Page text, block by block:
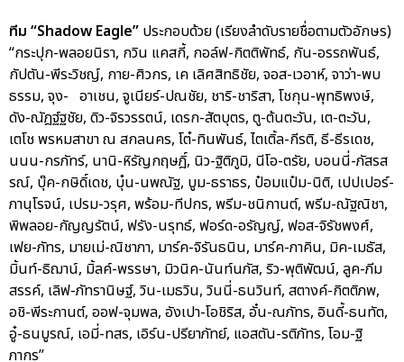
ทีม “Shadow Eagle” ประกอบด้วย (เรียงลำดับรายชื่อตามตัวอักษร)
“กระปุก-พลอยนิรา, กวิน แคสกี้, กอล์ฟ-กิตติพัทธ์, กัน-อรรถพันธ์,
กัปตัน-พีระวิชญ์, กาย-ศิวกร, เค เลิศสิทธิชัย, จอส-เวอาห์, จาว่า-พบ
ธรรม, จุง- อาเชน, จูเนียร์-ปณชัย, ชาริ-ชาริสา, โชกุน-พุทธิพงษ์,
ดัง-ณัฎฐ์ฐชัย, ดิว-จิรวรรตน์, เดรก-สัตบุตร, ตู-ต้นตะวัน, เต-ตะวัน,
เตโช พรหมสาขา ณ สกลนคร, โต๋-ทินพันธ์, ไตเติ้ล-กีรติ, ธี-ธีรเดช,
นนน-กรภัทร์, นานิ-หิรัญกฤษฎิ์, นิว-ฐิติภูมิ, นีโอ-ตรัย, บอนนี่-ภัสรส
รณ์, บุ๊ค-กษิดิ์เดช, บุ๋น-นพณัฐ, บูม-ธราธร, ป๋อมแป๋ม-นิติ, เปปเปอร์-
ภานุโรจน์, เปรม-วรุศ, พร้อม-ทีปกร, พรีม-ชนิกานต์, พรีม-ณัฐณิชา,
พิพลอย-กัญญรัตน์, ฟรัง-นรุทธ์, ฟอร์ด-อรัญญ์, ฟอส-จิรัชพงศ์,
เฟย-ภัทร, มายเม่-ณิชาภา, มาร์ค-จิรันธนิน, มาร์ค-ภาคิน, มิค-เมธัส,
มิ้นท์-ธิฌาน์, มิ้ลค์-พรรษา, มิวนิค-นันท์นภัส, ริว-พุติพัฒน์, ลูค-ภีม
สรรค์, เลิฟ-ภัทรานิษฐ์, วิน-เมธวิน, วินนี่-ธนวินท์, สตางค์-กิตติภพ,
อชิ-พีระกานต์, ออฟ-จุมพล, อังเปา-โอชิริส, อั๋น-ณภัทร, อินดี้-ธนทัต,
อู๋-ธนบูรณ์, เอมี่-ทสร, เอิร์น-ปรียาภัทย์, แอสตัน-รติภัทร, โอม-ฐิ
ภากร”